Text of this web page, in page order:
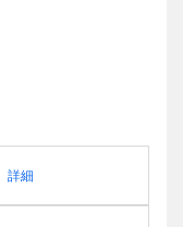
詳細